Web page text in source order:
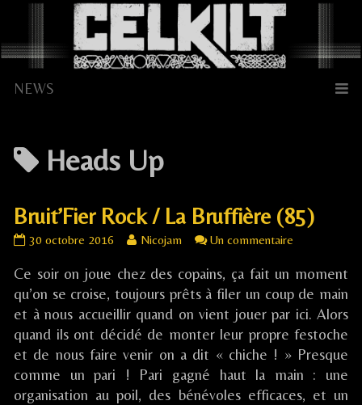
content
Posts
tagged
Heads Up
Bruit’Fier Rock / La Bruffière (85)
Bruit’Fier
/
La
Bruffière
(85)
published
on
30 octobre 2016
Read
posts
by
author
of
Bruit’Fier
Rock
Nicojam Un commentaire
Rock
/
La
Bruffière
(85)
Ce soir on joue chez des copains, ça fait un moment
qu’on se croise, toujours prêts à filer un coup de main
et à nous accueillir quand on vient jouer par ici. Alors
quand ils ont décidé de monter leur propre festoche
et de nous faire venir on a dit « chiche ! » Presque
comme un pari ! Pari gagné haut la main : une
organisation au poil, des bénévoles efficaces, et un